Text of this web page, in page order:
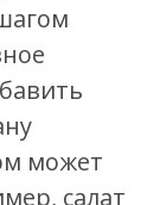
может
салат